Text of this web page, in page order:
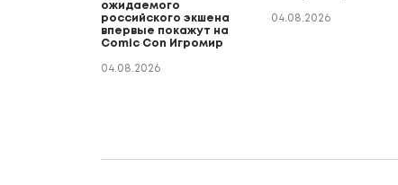
ожидаемого
российского экшена
впервые покажут на
Comic Con Игромир
04.08.2026
04.08.2026